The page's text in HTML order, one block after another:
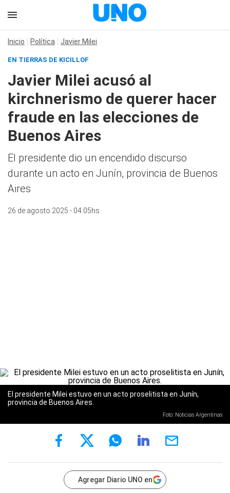
Inicio Política Javier Milei
EN TIERRAS DE KICILLOF
Javier Milei acusó al
kirchnerismo de querer hacer
fraude en las elecciones de
Buenos Aires
El presidente dio un encendido discurso
durante un acto en Junín, provincia de Buenos
Aires
26 de agosto 2025 - 04:05hs
El presidente Milei estuvo en un acto proselitista en Junín,
provincia de Buenos Aires.
Foto: Noticias Argentinas
Agregar Diario UNO en